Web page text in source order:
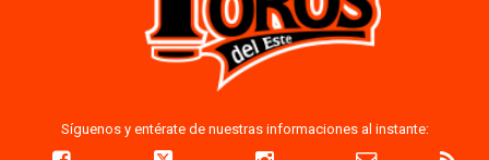
Síguenos y entérate de nuestras informaciones al instante: